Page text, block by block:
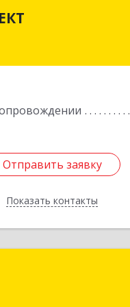
Отправить заявку
Показать контакты
Отправить заявку
Назад
обл, Миасс г,